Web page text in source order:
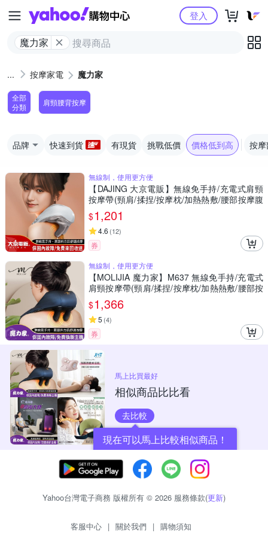
Yahoo購物中心
魔力家
登入
按摩家電 魔力家
全部
分類
肩頸腰背按摩
品牌 快速到貨 有現貨 挑戰低價 價格低到高 按
無線制，使用更方便
【DAJING 大京電販】無線免手持/充電式肩頸
按摩帶(頸肩/揉捏/按摩枕/加熱熱敷/腰部按摩腹
部按摩)
$1,201
4.6 (12)
券
無線制，使用更方便
【MOLIJIA 魔力家】M637 無線免手持/充電式
肩頸按摩帶(頸肩/揉捏/按摩枕/加熱熱敷/腰部按
摩/背部按摩/腳部按摩/腹部按摩)
$1,366
5 (4)
券
馬上比買最好
相似商品比比看
去比較
現在可以馬上比較相似商品！
Yahoo台灣電子商務 版權所有 © 2026 服務條款(更新)
客服中心 | 關於我們 | 購物須知